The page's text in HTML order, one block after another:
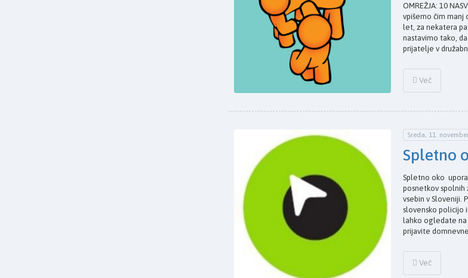
OMREŽJA: 10
vpišemo čim manj
let, za nekatera
nastavimo tako,
prijatelje v
Več
Sreda, 11.
Spletno
Spletno oko
posnetkov spolnih
vsebin v Sloveniji.
slovensko policijo
lahko ogledate
prijavite
Več